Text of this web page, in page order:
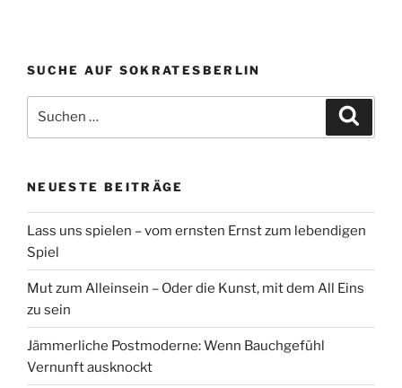
SUCHE AUF SOKRATESBERLIN
nach:
NEUESTE BEITRÄGE
Lass uns spielen – vom ernsten Ernst zum lebendigen
Spiel
Mut zum Alleinsein – Oder die Kunst, mit dem All Eins
zu sein
Jämmerliche Postmoderne: Wenn Bauchgefühl
Vernunft ausknockt